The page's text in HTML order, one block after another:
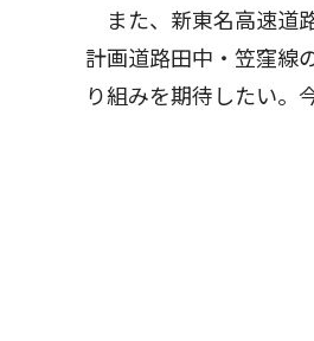
また、新東名高速道
計画道路田中・笠窪線
り組みを期待したい。